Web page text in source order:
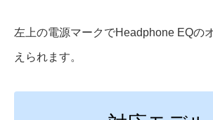
左上の電源マークでHeadphone EQの
えられます。